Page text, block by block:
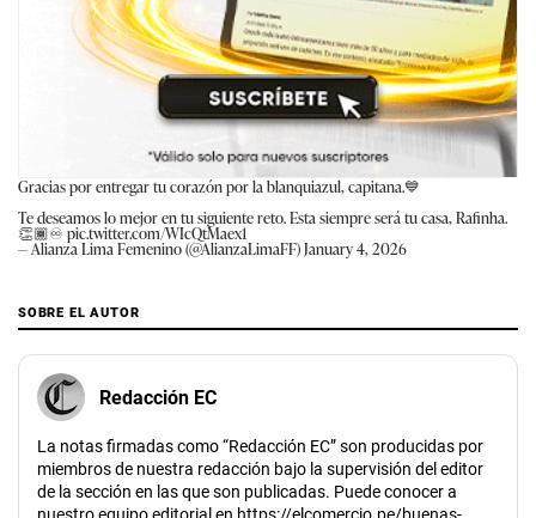
Gracias por entregar tu corazón por la blanquiazul, capitana.💙
Te deseamos lo mejor en tu siguiente reto. Esta siempre será tu casa, Rafinha.
👏🏾♾️ pic.twitter.com/WIcQtMaex1
— Alianza Lima Femenino (@AlianzaLimaFF)January 4, 2026
SOBRE EL AUTOR
Redacción EC
La notas firmadas como “Redacción EC” son producidas por
miembros de nuestra redacción bajo la supervisión del editor
de la sección en las que son publicadas. Puede conocer a